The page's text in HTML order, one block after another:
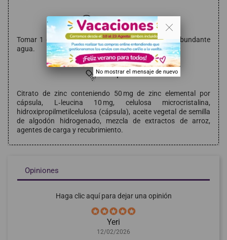
Modo de empleo
Tomar 1 cápsula al día durante una comida con abundante
agua.
Composición
Citrato de zinc conteniendo 50 mg de zinc elemental por
cápsula, L‑leucina 10 mg, celulosa microcristalina,
hidroxipropilmetilcelulosa (cápsula), aceite vegetal de semilla
de algodón hidrogenado, mezcla de extractos de arroz,
agentes de carga y recubrimiento.
Opiniones
Haga clic aquí para dejar una opinión
Yeri
12/02/2026
. .
No mostrar el mensaje de nuevo